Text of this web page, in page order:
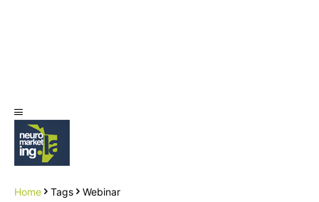
Home Tags Webinar